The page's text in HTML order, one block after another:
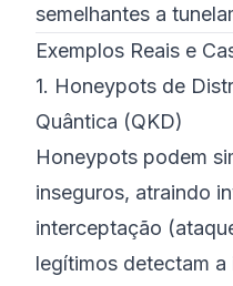
semelhantes a
Exemplos Reais e
1. Honeypots de
Quântica (QKD)
Honeypots podem
inseguros, atraindo
interceptação
legítimos detectam